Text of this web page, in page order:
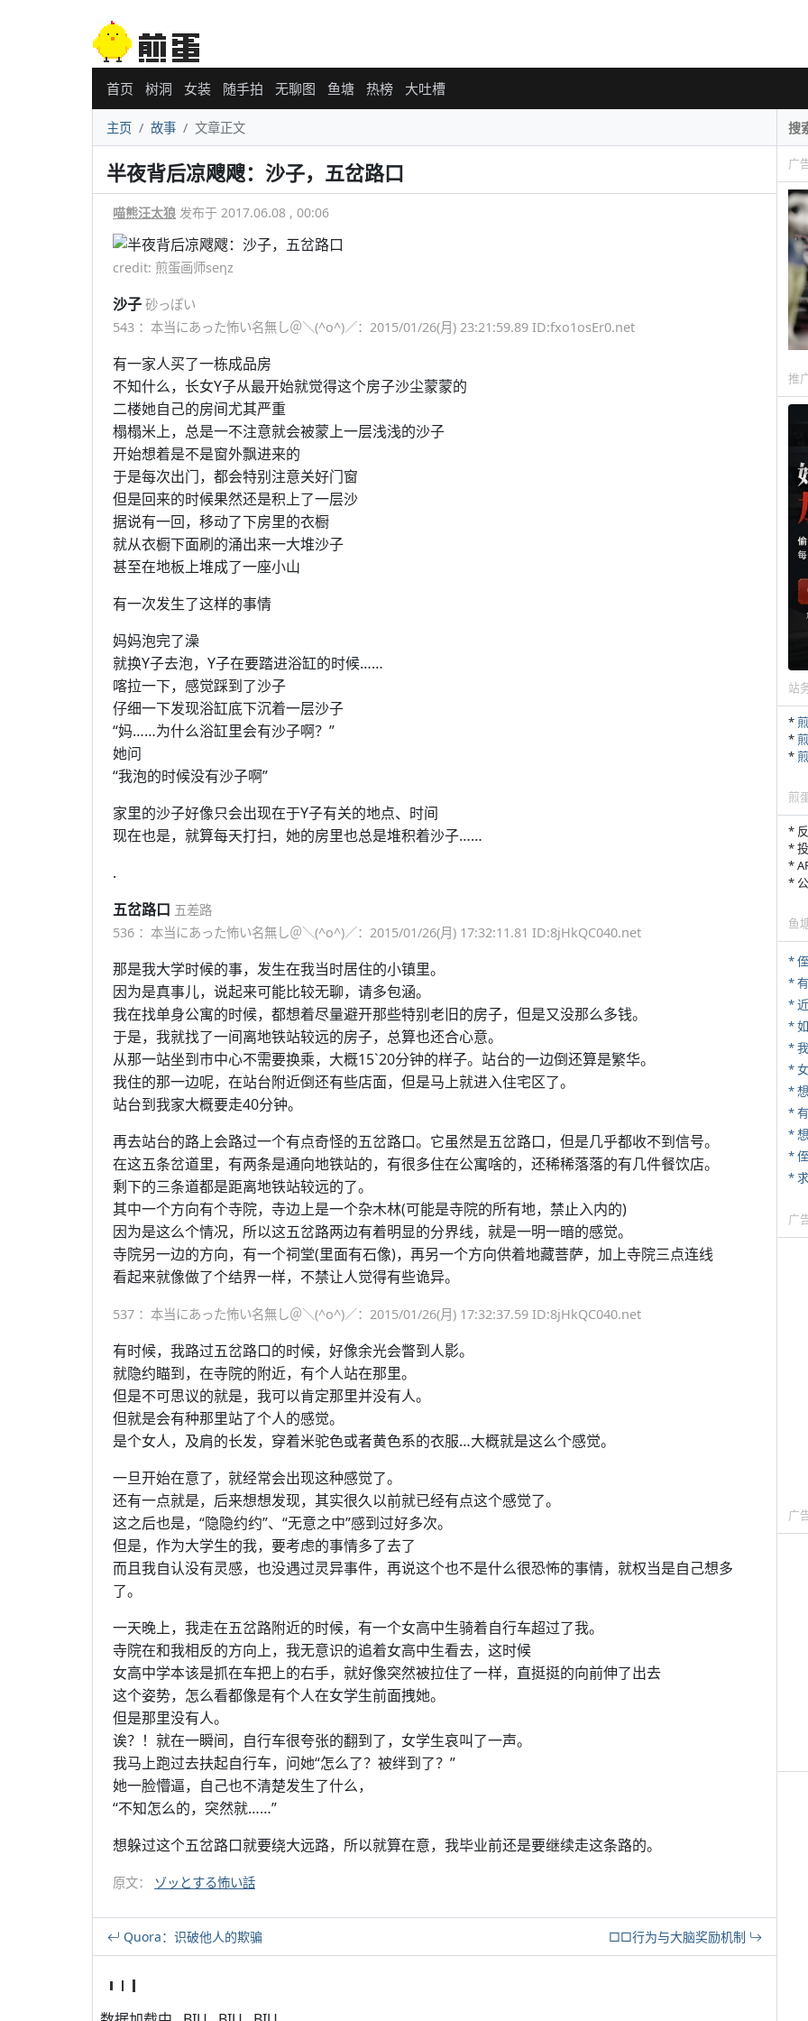
首页 树洞 女装 随手拍 无聊图 鱼塘 热榜 大吐槽
主页 故事 文章正文
半夜背后凉飕飕：沙子，五岔路口
喵熊汪太狼 发布于 2017.06.08 , 00:06
credit: 煎蛋画师seηz
沙子 砂っぽい
543 ：本当にあった怖い名無し＠＼(^o^)／：2015/01/26(月) 23:21:59.89 ID:fxo1osEr0.net
有一家人买了一栋成品房
不知什么，长女Y子从最开始就觉得这个房子沙尘蒙蒙的
二楼她自己的房间尤其严重
榻榻米上，总是一不注意就会被蒙上一层浅浅的沙子
开始想着是不是窗外飘进来的
于是每次出门，都会特别注意关好门窗
但是回来的时候果然还是积上了一层沙
据说有一回，移动了下房里的衣橱
就从衣橱下面刷的涌出来一大堆沙子
甚至在地板上堆成了一座小山
有一次发生了这样的事情
妈妈泡完了澡
就换Y子去泡，Y子在要踏进浴缸的时候……
喀拉一下，感觉踩到了沙子
仔细一下发现浴缸底下沉着一层沙子
“妈……为什么浴缸里会有沙子啊？”
她问
“我泡的时候没有沙子啊”
家里的沙子好像只会出现在于Y子有关的地点、时间
现在也是，就算每天打扫，她的房里也总是堆积着沙子……
.
五岔路口 五差路
536 ：本当にあった怖い名無し＠＼(^o^)／：2015/01/26(月) 17:32:11.81 ID:8jHkQC040.net
那是我大学时候的事，发生在我当时居住的小镇里。
因为是真事儿，说起来可能比较无聊，请多包涵。
我在找单身公寓的时候，都想着尽量避开那些特别老旧的房子，但是又没那么多钱。
于是，我就找了一间离地铁站较远的房子，总算也还合心意。
从那一站坐到市中心不需要换乘，大概15`20分钟的样子。站台的一边倒还算是繁华。
我住的那一边呢，在站台附近倒还有些店面，但是马上就进入住宅区了。
站台到我家大概要走40分钟。
再去站台的路上会路过一个有点奇怪的五岔路口。它虽然是五岔路口，但是几乎都收不到信号。
在这五条岔道里，有两条是通向地铁站的，有很多住在公寓啥的，还稀稀落落的有几件餐饮店。
剩下的三条道都是距离地铁站较远的了。
其中一个方向有个寺院，寺边上是一个杂木林(可能是寺院的所有地，禁止入内的)
因为是这么个情况，所以这五岔路两边有着明显的分界线，就是一明一暗的感觉。
寺院另一边的方向，有一个祠堂(里面有石像)，再另一个方向供着地藏菩萨，加上寺院三点连线
看起来就像做了个结界一样，不禁让人觉得有些诡异。
537 ：本当にあった怖い名無し＠＼(^o^)／：2015/01/26(月) 17:32:37.59 ID:8jHkQC040.net
有时候，我路过五岔路口的时候，好像余光会瞥到人影。
就隐约瞄到，在寺院的附近，有个人站在那里。
但是不可思议的就是，我可以肯定那里并没有人。
但就是会有种那里站了个人的感觉。
是个女人，及肩的长发，穿着米驼色或者黄色系的衣服…大概就是这么个感觉。
一旦开始在意了，就经常会出现这种感觉了。
还有一点就是，后来想想发现，其实很久以前就已经有点这个感觉了。
这之后也是，“隐隐约约”、“无意之中”感到过好多次。
但是，作为大学生的我，要考虑的事情多了去了
而且我自认没有灵感，也没遇过灵异事件，再说这个也不是什么很恐怖的事情，就权当是自己想多
了。
一天晚上，我走在五岔路附近的时候，有一个女高中生骑着自行车超过了我。
寺院在和我相反的方向上，我无意识的追着女高中生看去，这时候
女高中学本该是抓在车把上的右手，就好像突然被拉住了一样，直挺挺的向前伸了出去
这个姿势，怎么看都像是有个人在女学生前面拽她。
但是那里没有人。
诶？！就在一瞬间，自行车很夸张的翻到了，女学生哀叫了一声。
我马上跑过去扶起自行车，问她“怎么了？被绊到了？”
她一脸懵逼，自己也不清楚发生了什么，
“不知怎么的，突然就……”
想躲过这个五岔路口就要绕大远路，所以就算在意，我毕业前还是要继续走这条路的。
原文： ゾッとする怖い話
Quora：识破他人的欺骗 □□行为与大脑奖励机制
广
推
站
*
*
*
煎
*
*
*
*
鱼
*
*
*
*
*
*
*
*
*
广
广